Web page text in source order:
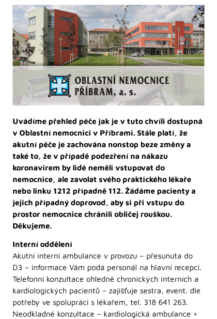
Uvádíme přehled péče jak je v tuto chvíli dostupná
v Oblastní nemocnici v Příbrami. Stále platí, že
akutní péče je zachována nonstop beze změny a
také to, že v případě podezření na nákazu
koronavirem by lidé neměli vstupovat do
nemocnice, ale zavolat svého praktického lékaře
nebo linku 1212 případně 112. Žádáme pacienty a
jejich případný doprovod, aby si při vstupu do
prostor nemocnice chránili obličej rouškou.
Děkujeme.
Interní oddělení
Akutní interní ambulance v provozu – přesunuta do
D3 – informace Vám podá personál na hlavní recepci.
Telefonní konzultace ohledně chronických interních a
kardiologických pacientů – zajišťuje sestra, event. dle
potřeby ve spolupráci s lékařem, tel. 318 641 263.
Neodkladné konzultace – kardiologická ambulance +